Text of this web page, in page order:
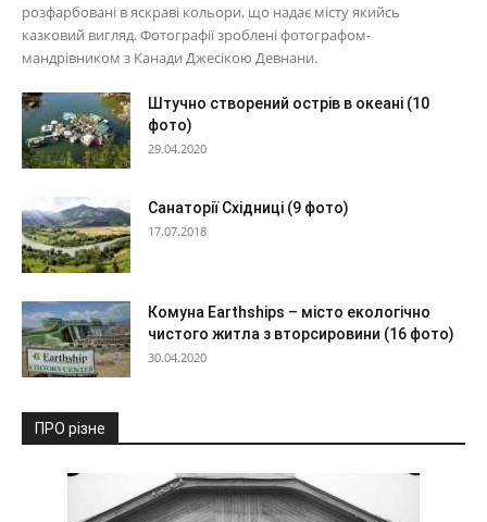
розфарбовані в яскраві кольори, що надає місту якийсь
казковий вигляд. Фотографії зроблені фотографом-
мандрівником з Канади Джесікою Девнани.
Штучно створений острів в океані (10
фото)
29.04.2020
Санаторії Східниці (9 фото)
17.07.2018
Комуна Earthships – місто екологічно
чистого житла з вторсировини (16 фото)
30.04.2020
ПРО різне